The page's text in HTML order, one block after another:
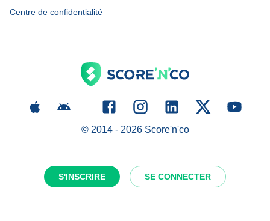
S'INSCRIRE SE CONNECTER
Centre de confidentialité
© 2014 - 2026Score'n'co